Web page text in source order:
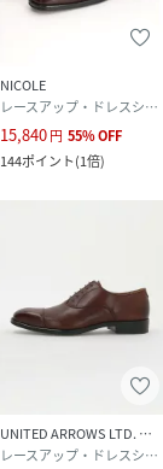
NICOLE
レースアップ・ドレスシューズ
15,840円 55%OFF
144ポイント(1倍)
UNITED ARROWS LTD. OUTLET
レースアップ・ドレスシューズ